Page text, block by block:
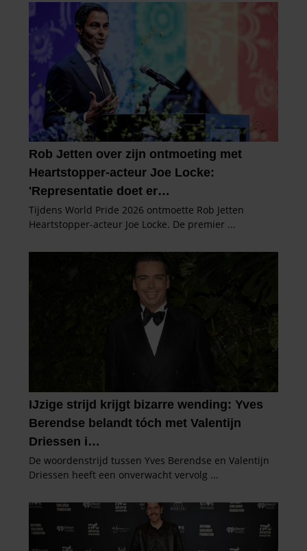
partners kunnen deze gegevens combineren met andere
informatie die u aan ze heeft verstrekt of die ze hebben
verzameld op basis van uw gebruik van hun services. U
gaat akkoord met onze cookies als u onze website blijft
gebruiken.